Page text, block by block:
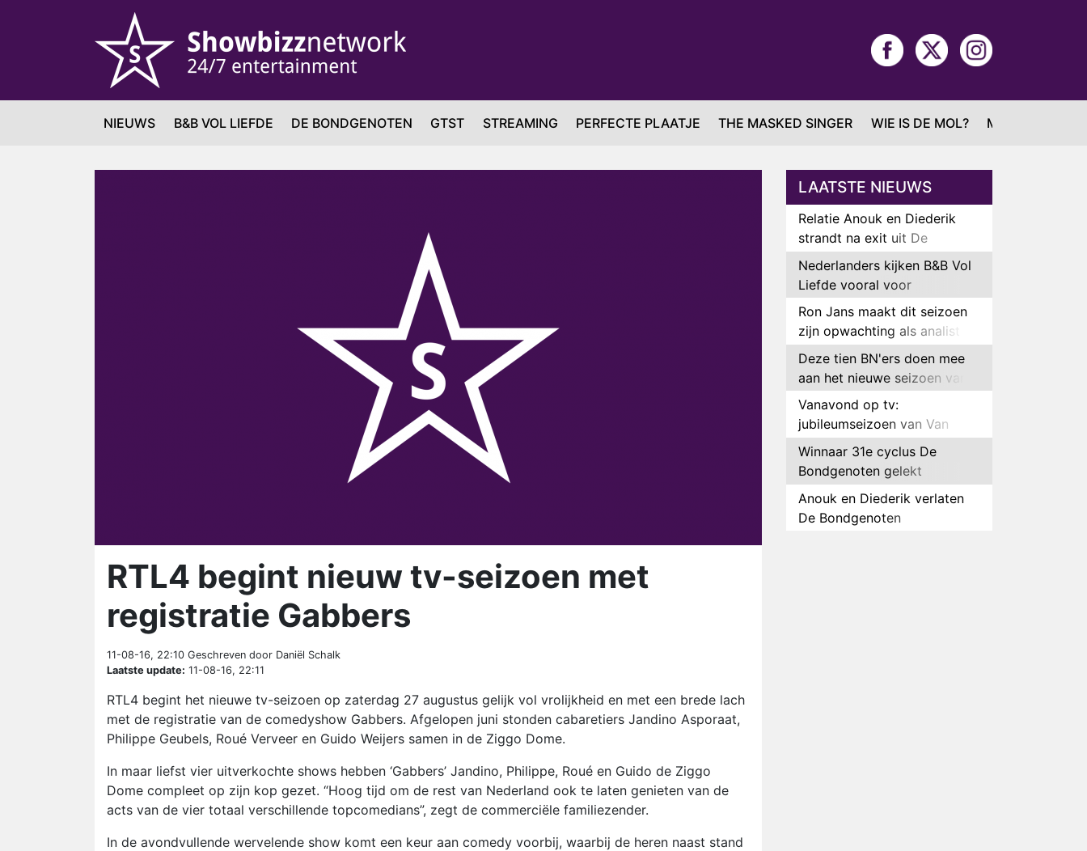
NIEUWS B&B VOL LIEFDE DE BONDGENOTEN GTST STREAMING PERFECTE PLAATJE THE MASKED SINGER WIE IS DE MOL? MAFS
RTL4 begint nieuw tv-seizoen met
registratie Gabbers
11-08-16, 22:10 Geschreven door Daniël Schalk
Laatste update: 11-08-16, 22:11
RTL4 begint het nieuwe tv-seizoen op zaterdag 27 augustus gelijk vol vrolijkheid en met een brede lach
met de registratie van de comedyshow Gabbers. Afgelopen juni stonden cabaretiers Jandino Asporaat,
Philippe Geubels, Roué Verveer en Guido Weijers samen in de Ziggo Dome.
In maar liefst vier uitverkochte shows hebben ‘Gabbers’ Jandino, Philippe, Roué en Guido de Ziggo
Dome compleet op zijn kop gezet. “Hoog tijd om de rest van Nederland ook te laten genieten van de
acts van de vier totaal verschillende topcomedians”, zegt de commerciële familiezender.
In de avondvullende wervelende show komt een keur aan comedy voorbij, waarbij de heren naast stand
LAATSTE NIEUWS
Relatie Anouk en Diederik
strandt na exit uit De
Bondgenoten
Nederlanders kijken B&B Vol
Liefde vooral voor
ongemakkelijke momenten
Ron Jans maakt dit seizoen
zijn opwachting als analist
Deze tien BN'ers doen mee
aan het nieuwe seizoen van
Bestemming X
Vanavond op tv:
jubileumseizoen van Van
Onschatbare Waarde gaat
van start
Winnaar 31e cyclus De
Bondgenoten gelekt
Anouk en Diederik verlaten
De Bondgenoten